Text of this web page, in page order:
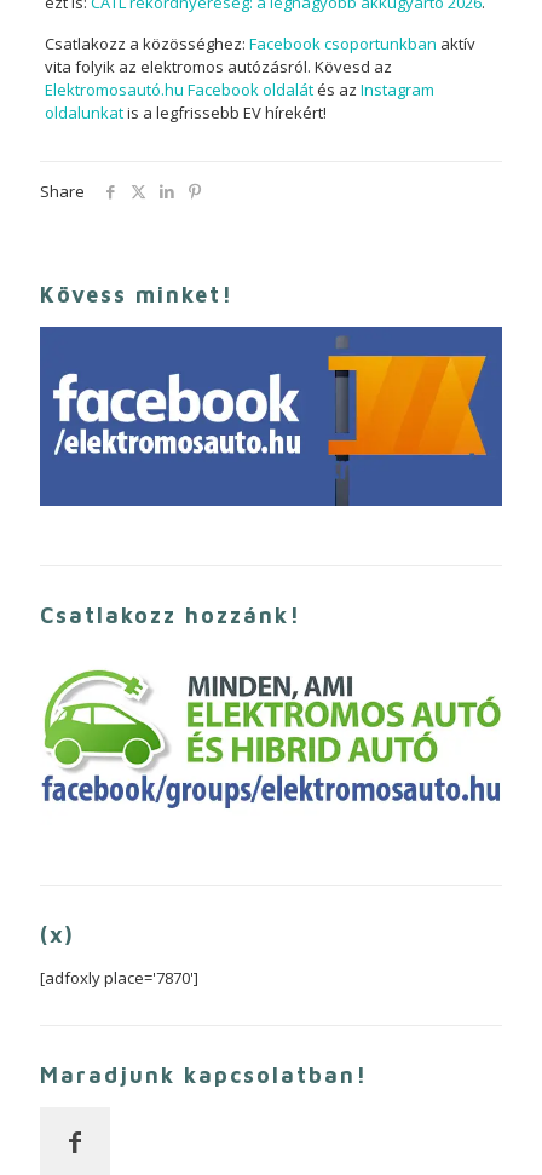
Csatlakozz a közösséghez: Facebook csoportunkban aktív
vita folyik az elektromos autózásról. Kövesd az
Elektromosautó.hu Facebook oldalátés az Instagram
oldalunkatis a legfrissebb EV hírekért!
Share
Kövess minket!
Csatlakozz hozzánk!
(x)
[adfoxly place='7870']
Maradjunk kapcsolatban!